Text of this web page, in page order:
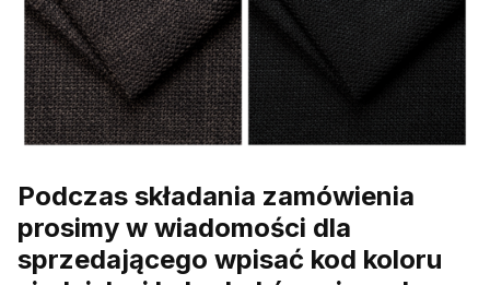
Podczas składania zamówienia
prosimy w wiadomości dla
sprzedającego wpisać kod koloru